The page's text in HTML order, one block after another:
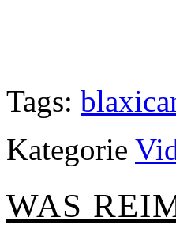
Tags:
Kategorie
WAS